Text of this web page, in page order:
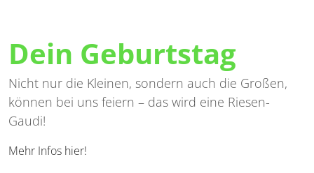
Dein Geburtstag
Nicht nur die Kleinen, sondern auch die Großen,
können bei uns feiern – das wird eine Riesen-
Gaudi!
Mehr Infos hier!